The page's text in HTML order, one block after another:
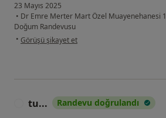
23 Mayıs 2025
• Dr Emre Merter Mart Özel Muayenehanesi 1
Doğum Randevusu
• kullanıcının görüşüne göre h....ö
Görüşü şikayet et
tu... Randevu doğrulandı